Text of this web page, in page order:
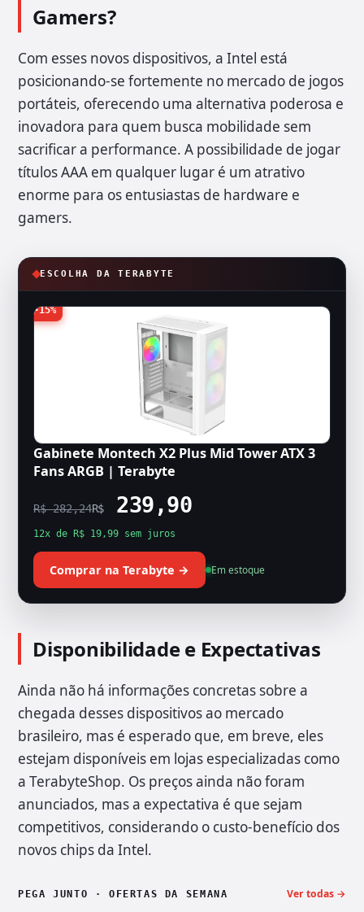
Gamers?
Com esses novos dispositivos, a Intel está
posicionando-se fortemente no mercado de jogos
portáteis, oferecendo uma alternativa poderosa e
inovadora para quem busca mobilidade sem
sacrificar a performance. A possibilidade de jogar
títulos AAA em qualquer lugar é um atrativo
enorme para os entusiastas de hardware e
gamers.
ESCOLHA DA TERABYTE
-15%
Gabinete Montech X2 Plus Mid Tower ATX 3
Fans ARGB | Terabyte
R$ 282,24R$239,90
12x de R$ 19,99 sem juros
Comprar na Terabyte → Em estoque
Disponibilidade e Expectativas
Ainda não há informações concretas sobre a
chegada desses dispositivos ao mercado
brasileiro, mas é esperado que, em breve, eles
estejam disponíveis em lojas especializadas como
a TerabyteShop. Os preços ainda não foram
anunciados, mas a expectativa é que sejam
competitivos, considerando o custo-benefício dos
novos chips da Intel.
PEGA JUNTO · OFERTAS DA SEMANA Ver todas →